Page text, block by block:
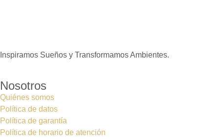
Inspiramos Sueños y Transformamos Ambientes.
Nosotros
Quiénes somos
Política de datos
Política de garantía
Política de horario de atención